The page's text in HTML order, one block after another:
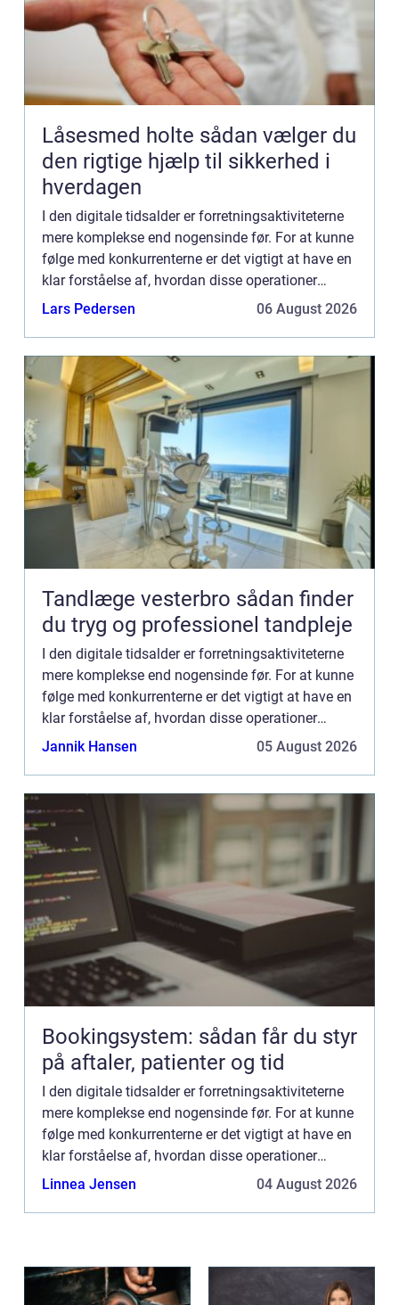
Låsesmed holte sådan vælger du
den rigtige hjælp til sikkerhed i
hverdagen
I den digitale tidsalder er forretningsaktiviteterne
mere komplekse end nogensinde før. For at kunne
følge med konkurrenterne er det vigtigt at have en
klar forståelse af, hvordan disse operationer
fungerer, og hvilke værktøjer der er til rådighed
Lars Pedersen 06 August 2026
Tandlæge vesterbro sådan finder
du tryg og professionel tandpleje
I den digitale tidsalder er forretningsaktiviteterne
mere komplekse end nogensinde før. For at kunne
følge med konkurrenterne er det vigtigt at have en
klar forståelse af, hvordan disse operationer
fungerer, og hvilke værktøjer der er til rådighed
Jannik Hansen 05 August 2026
Bookingsystem: sådan får du styr
på aftaler, patienter og tid
I den digitale tidsalder er forretningsaktiviteterne
mere komplekse end nogensinde før. For at kunne
følge med konkurrenterne er det vigtigt at have en
klar forståelse af, hvordan disse operationer
fungerer, og hvilke værktøjer der er til rådighed
Linnea Jensen 04 August 2026